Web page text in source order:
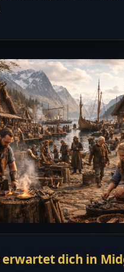
erwartet dich in